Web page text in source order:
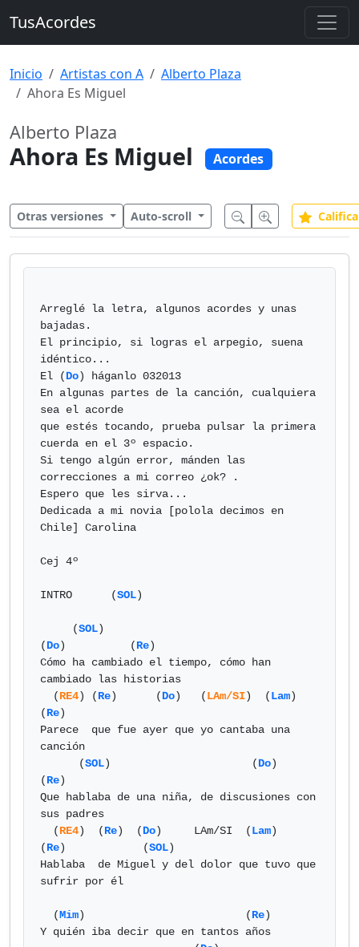
TusAcordes
Inicio Artistas con A
Alberto Plaza
Ahora Es Miguel
Alberto Plaza
Ahora Es Miguel Acordes
Otras versiones Auto-scroll
Arreglé la letra, algunos acordes y unas
bajadas.
El principio, si logras el arpegio, suena
idéntico...
El (Do) háganlo 032013
En algunas partes de la canción, cualquiera
sea el acorde
que estés tocando, prueba pulsar la primera
cuerda en el 3º espacio.
Si tengo algún error, mánden las
correcciones a mi correo ¿ok? .
Espero que les sirva...
Dedicada a mi novia [polola decimos en
Chile] Carolina
Cej 4º
INTRO	   (SOL)
     (
SOL)
(Do)          (Re)
Cómo ha cambiado el tiempo, cómo han
cambiado las historias
  (
RE4) (Re)      (Do )	 (LAm/SI)  (Lam)
(Re)
Parece  que fue ayer que yo cantaba una
canción
      (
SOL )			 (Do)
(Re)
Que hablaba de una niña, de discusiones con
sus padres
  (
RE4)  (Re)  (Do)     LAm/SI  (Lam)
(Re)            (SOL)
Hablaba  de Miguel y del dolor que tuvo que
sufrir por él
  (
Mim ) 			(Re)
Y quién iba decir que en tantos años